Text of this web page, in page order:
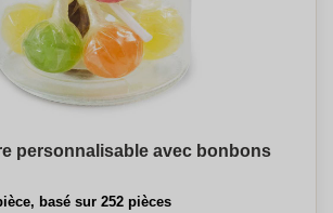
personnalisable avec bonbons
basé sur 252 pièces